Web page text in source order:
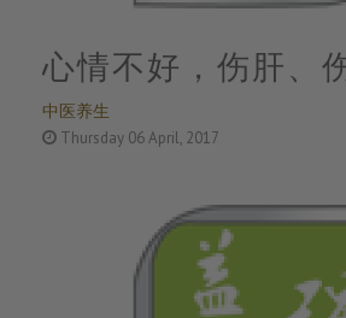
中医养生
心情不好，伤肝、
打一个地方，竟有
Thursday 06 April, 2017